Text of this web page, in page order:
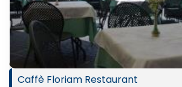
Previ
ous
Caffè Floriam Restaurant